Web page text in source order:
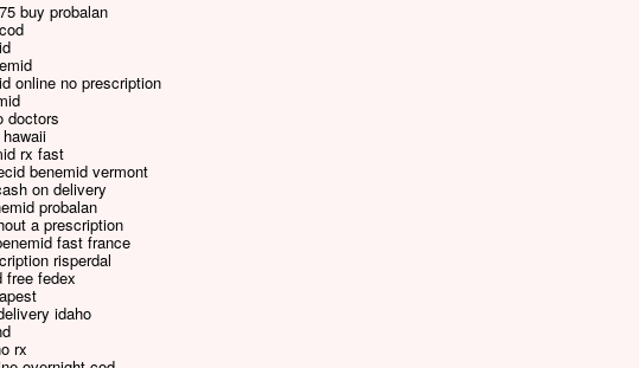
buy probalan
online no prescription
doctors
rx fast
benemid vermont
on delivery
probalan
a prescription
fast france
risperdal
free fedex
idaho
rx